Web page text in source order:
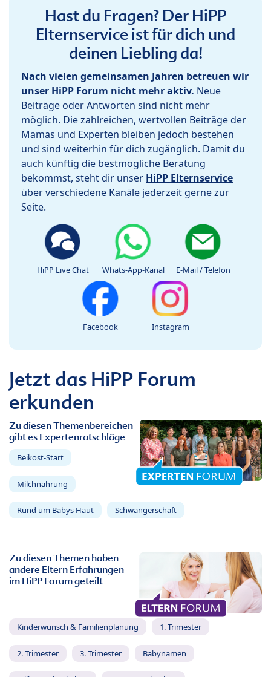
Hast du Fragen? Der HiPP
Elternservice ist für dich und
deinen Liebling da!
Nach vielen gemeinsamen Jahren betreuen wir
unser HiPP Forum nicht mehr aktiv. Neue
Beiträge oder Antworten sind nicht mehr
möglich. Die zahlreichen, wertvollen Beiträge der
Mamas und Experten bleiben jedoch bestehen
und sind weiterhin für dich zugänglich. Damit du
auch künftig die bestmögliche Beratung
bekommst, steht dir unser HiPP Elternservice
über verschiedene Kanäle jederzeit gerne zur
Seite.
HiPP Live Chat Whats-App-Kanal E-Mail / Telefon
Facebook Instagram
Jetzt das HiPP Forum
erkunden
Zu diesen Themenbereichen
gibt es Expertenratschläge
Beikost-Start
Milchnahrung
Rund um Babys Haut Schwangerschaft
Zu diesen Themen haben
andere Eltern Erfahrungen
im HiPP Forum geteilt
Kinderwunsch & Familienplanung 1. Trimester
2. Trimester 3. Trimester Babynamen